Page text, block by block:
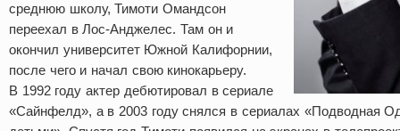
среднюю школу, Тимоти Омандсон
переехал в Лос-Анджелес. Там он и
окончил университет Южной Калифорнии,
после чего и начал свою кинокарьеру.
В 1992 году актер дебютировал в сериале
«Сайнфелд», а в 2003 году снялся в сериалах «Подводная